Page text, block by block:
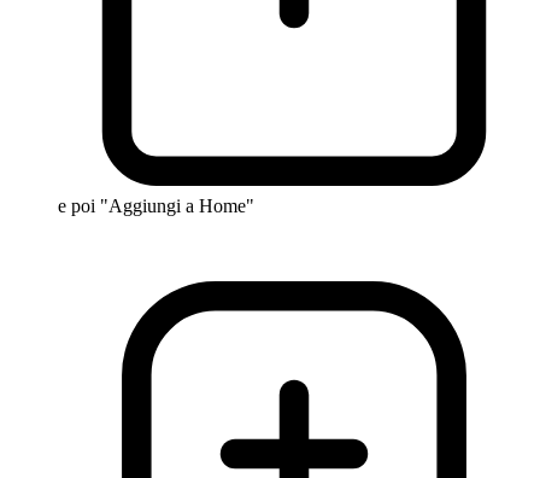
e poi "Aggiungi a Home"